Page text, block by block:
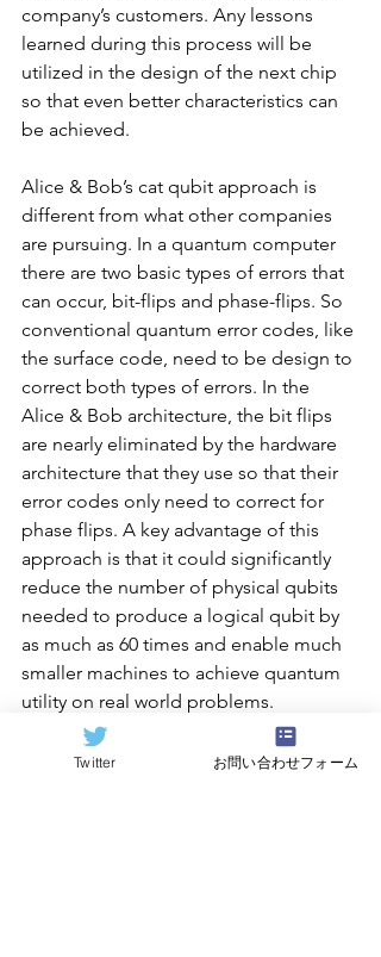
company’s customers. Any lessons
learned during this process will be
utilized in the design of the next chip
so that even better characteristics can
be achieved.
Alice & Bob’s cat qubit approach is
different from what other companies
are pursuing. In a quantum computer
there are two basic types of errors that
can occur, bit-flips and phase-flips. So
conventional quantum error codes, like
the surface code, need to be design to
correct both types of errors. In the
Alice & Bob architecture, the bit flips
are nearly eliminated by the hardware
architecture that they use so that their
error codes only need to correct for
phase flips. A key advantage of this
approach is that it could significantly
reduce the number of physical qubits
needed to produce a logical qubit by
as much as 60 times and enable much
smaller machines to achieve quantum
utility on real world problems.
Assuming this chip is successful in
meeting its goals, it will represent just
Twitter お問い合わせフォーム